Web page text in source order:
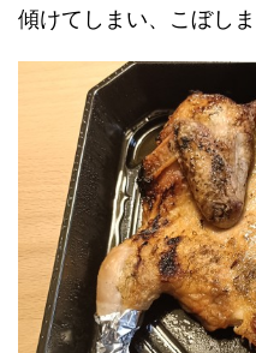
傾けてしまい、こぼしま